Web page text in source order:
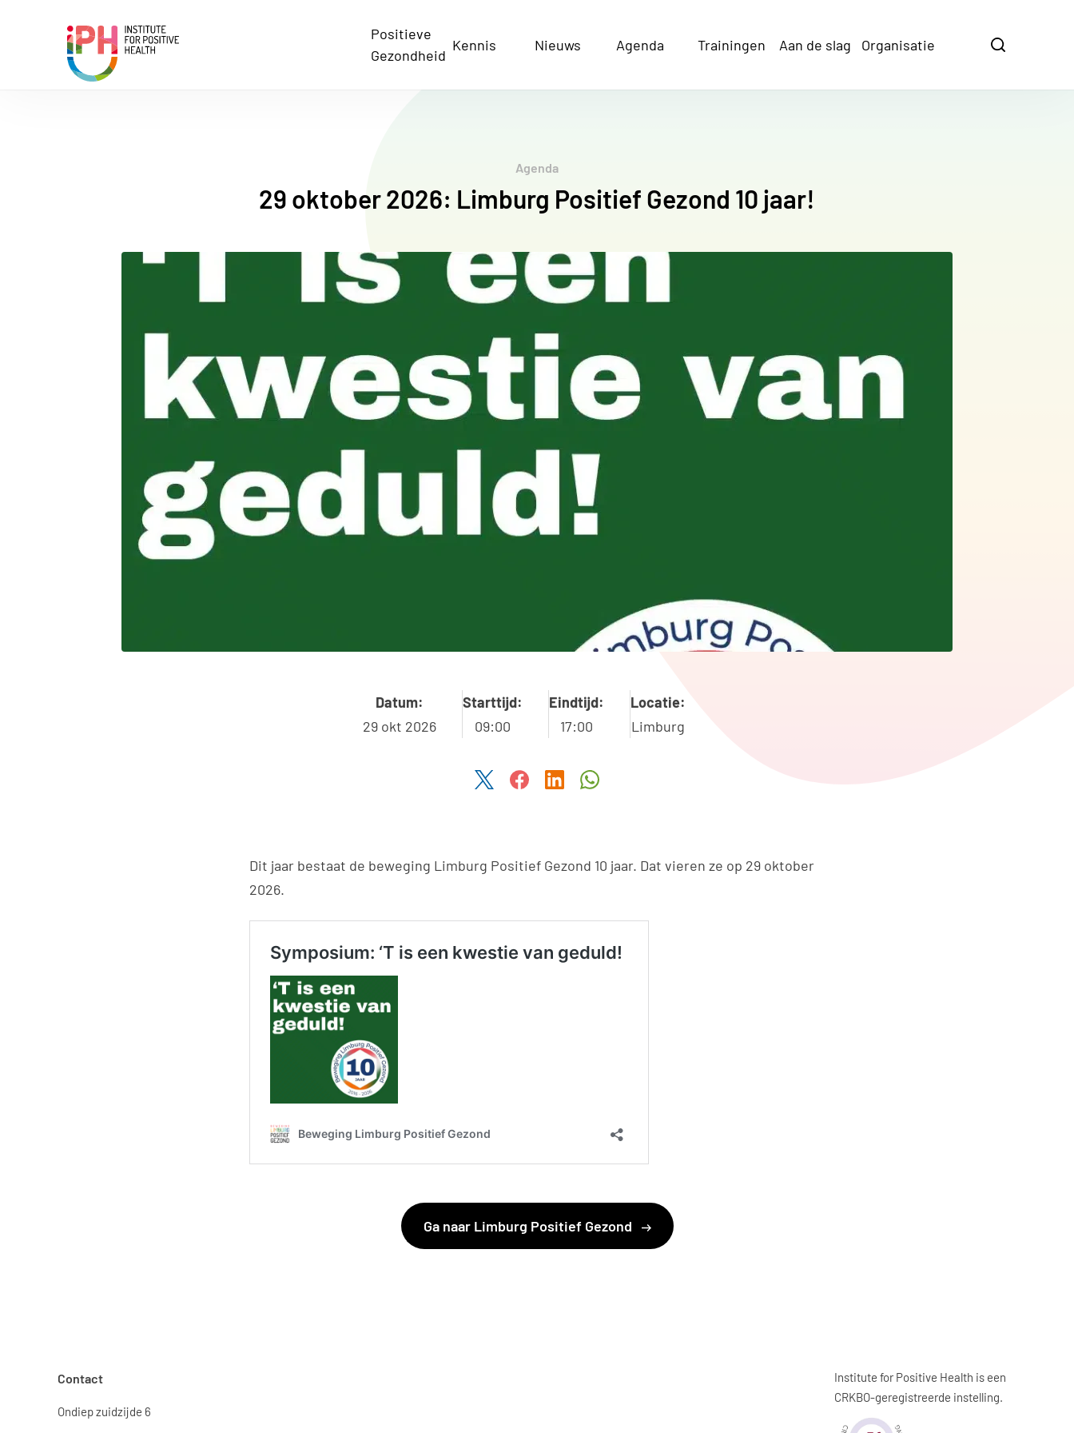
Positieve
Gezondheid
Kennis Nieuws Agenda Trainingen Aan de slag Organisatie
Zoeken
Agenda
29 oktober 2026: Limburg Positief Gezond 10 jaar!
Datum:
29 okt 2026
Starttijd:
09:00
Eindtijd:
17:00
Locatie:
Limburg
Deel dit artikel via Twitter
Deel dit artikel via Facebook
Deel dit artikel via LinkedIn
Dit jaar bestaat de beweging Limburg Positief Gezond 10 jaar. Dat vieren ze op 29 oktober
2026.
Ga naar Limburg Positief Gezond
Contact
Ondiep zuidzijde 6
Institute for Positive Health is een
CRKBO-geregistreerde instelling.